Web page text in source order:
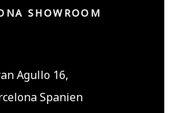
SHOWROOM
Agullo 16,
Spanien